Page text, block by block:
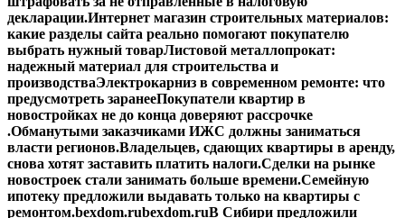
декларации.Интернет магазин строительных материалов:
какие разделы сайта реально помогают покупателю
выбрать нужный товарЛистовой металлопрокат:
надежный материал для строительства и
производстваЭлектрокарниз в современном ремонте: что
предусмотреть заранееПокупатели квартир в
новостройках не до конца доверяют рассрочке
.Обманутыми заказчиками ИЖС должны заниматься
власти регионов.Владельцев, сдающих квартиры в аренду,
снова хотят заставить платить налоги.Сделки на рынке
новостроек стали занимать больше времени.Семейную
ипотеку предложили выдавать только на квартиры с
ремонтом.bexdom.rubexdom.ruВ Сибири предложили